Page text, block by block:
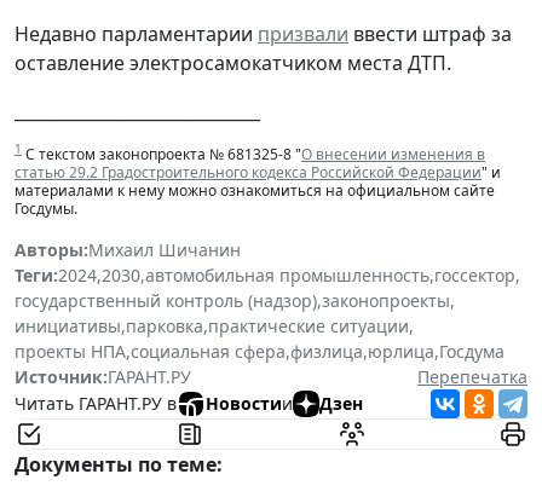
Недавно парламентарии призвали ввести штраф за
оставление электросамокатчиком места ДТП.
1 С текстом законопроекта № 681325-8 "О внесении изменения в
статью 29.2 Градостроительного кодекса Российской Федерации" и
материалами к нему можно ознакомиться на официальном сайте
Госдумы.
Авторы:Михаил Шичанин
Теги:2024,2030,автомобильная промышленность,госсектор,
государственный контроль (надзор),законопроекты,
инициативы,парковка,практические ситуации,
проекты НПА,социальная сфера,физлица,юрлица,Госдума
Источник:ГАРАНТ.РУ
Перепечатка
Читать ГАРАНТ.РУ в
Новостии Дзен
Документы по теме: